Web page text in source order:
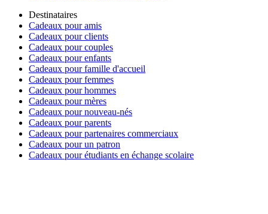
Destinataires
Cadeaux pour amis
Cadeaux pour clients
Cadeaux pour couples
Cadeaux pour enfants
Cadeaux pour famille d'accueil
Cadeaux pour femmes
Cadeaux pour hommes
Cadeaux pour mères
Cadeaux pour nouveau-nés
Cadeaux pour parents
Cadeaux pour partenaires commerciaux
Cadeaux pour un patron
Cadeaux pour étudiants en échange scolaire